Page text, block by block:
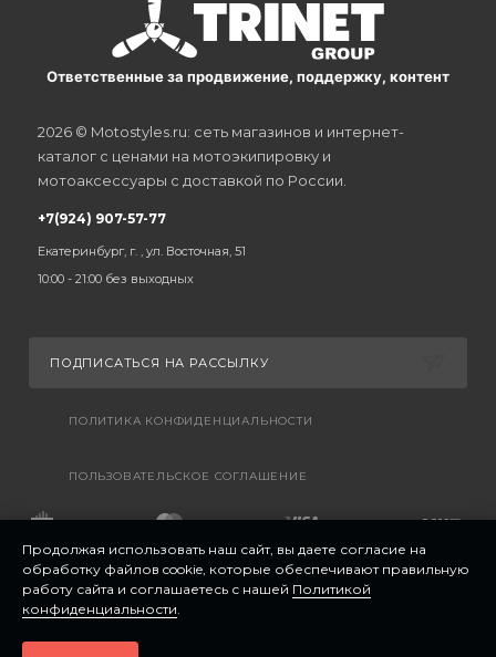
Ответственные за продвижение, поддержку, контент
2026 © Motostyles.ru: сеть магазинов и интернет-
каталог с ценами на мотоэкипировку и
мотоаксессуары с доставкой по России.
+7(924) 907-57-77
Екатеринбург, г. , ул. Восточная, 51
10:00 - 21:00 без выходных
ПОДПИСАТЬСЯ НА РАССЫЛКУ
ПОЛИТИКА КОНФИДЕНЦИАЛЬНОСТИ
ПОЛЬЗОВАТЕЛЬСКОЕ СОГЛАШЕНИЕ
Продолжая использовать наш сайт, вы даете согласие на
обработку файлов cookie, которые обеспечивают правильную
работу сайта и соглашаетесь с нашей Политикой
конфиденциальности.